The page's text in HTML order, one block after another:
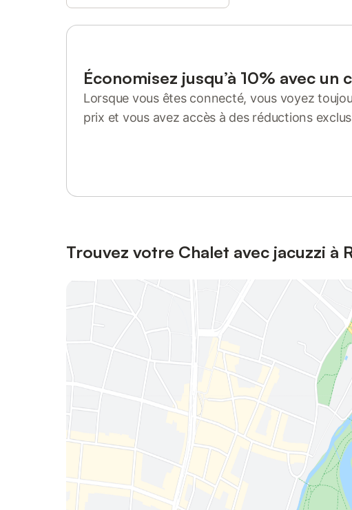
Économisez jusqu’à 10% avec un
Lorsque vous êtes connecté, vous voyez
prix et vous avez accès à des réductions
Trouvez votre Chalet avec jacuzzi à